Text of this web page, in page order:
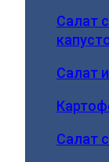
Салат
Салат
Салат